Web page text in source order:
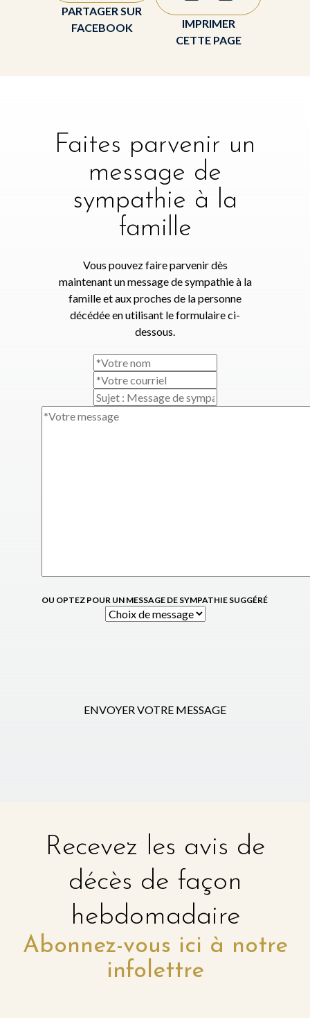
PARTAGER SUR
FACEBOOK
IMPRIMER
CETTE PAGE
Faites parvenir un
message de
sympathie à la
famille
Vous pouvez faire parvenir dès
maintenant un message de sympathie à la
famille et aux proches de la personne
décédée en utilisant le formulaire ci-
dessous.
OU OPTEZ POUR UN MESSAGE DE SYMPATHIE SUGGÉRÉ
ENVOYER VOTRE MESSAGE
Recevez les avis de
décès de façon
hebdomadaire
Abonnez-vous ici à notre
infolettre